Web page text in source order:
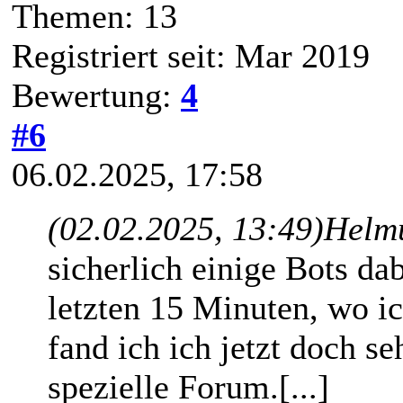
Themen: 13
Registriert seit: Mar 2019
Bewertung: 4
#6
06.02.2025, 17:58
(02.02.2025, 13:49)
sicherlich einige Bots
letzten 15 Minuten, wo
fand ich ich jetzt doch
spezielle Forum.[...]